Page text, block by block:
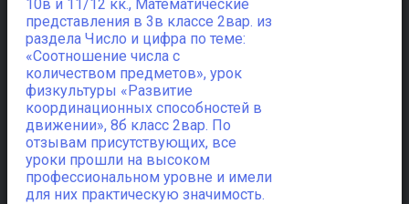
10в и 11/12 кк., Математические
представления в 3в классе 2вар. из
раздела Число и цифра по теме:
«Соотношение числа с
количеством предметов», урок
физкультуры «Развитие
координационных способностей в
движении», 8б класс 2вар. По
отзывам присутствующих, все
уроки прошли на высоком
профессиональном уровне и имели
для них практическую значимость.